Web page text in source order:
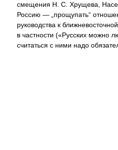
смещения Н. С. Хрущева,
Россию — „прощупать“
руководства к
в частности («Русских можно
считаться с ними надо